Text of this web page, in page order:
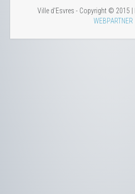
Ville d'Esvres - Copyright © 2015 |
WEBPARTNER